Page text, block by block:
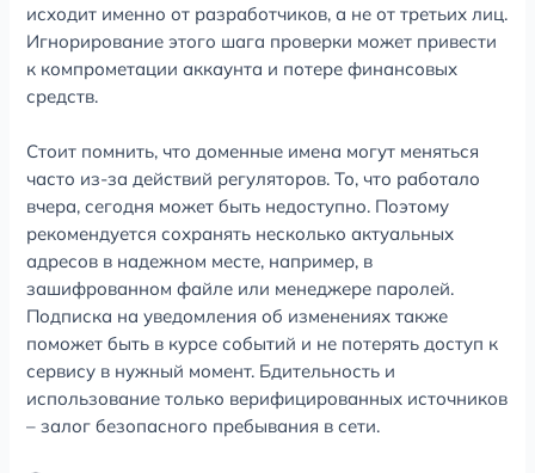
исходит именно от разработчиков, а не от третьих лиц.
Игнорирование этого шага проверки может привести
к компрометации аккаунта и потере финансовых
средств.
Стоит помнить, что доменные имена могут меняться
часто из-за действий регуляторов. То, что работало
вчера, сегодня может быть недоступно. Поэтому
рекомендуется сохранять несколько актуальных
адресов в надежном месте, например, в
зашифрованном файле или менеджере паролей.
Подписка на уведомления об изменениях также
поможет быть в курсе событий и не потерять доступ к
сервису в нужный момент. Бдительность и
использование только верифицированных источников
– залог безопасного пребывания в сети.